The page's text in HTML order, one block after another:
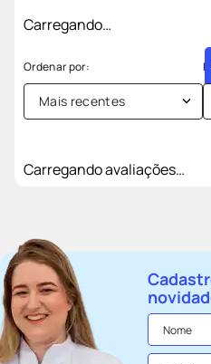
Carregando…
Mais recentes
Carregando avaliações…